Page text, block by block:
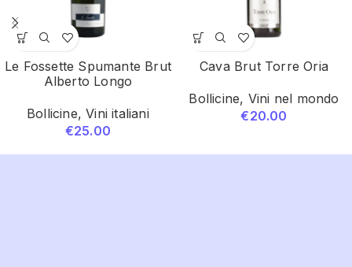
Le Fossette Spumante Brut
Alberto Longo
Bollicine,Vini italiani
€25.00
Cava Brut Torre Oria
Bollicine, Vini nel mondo
€20.00